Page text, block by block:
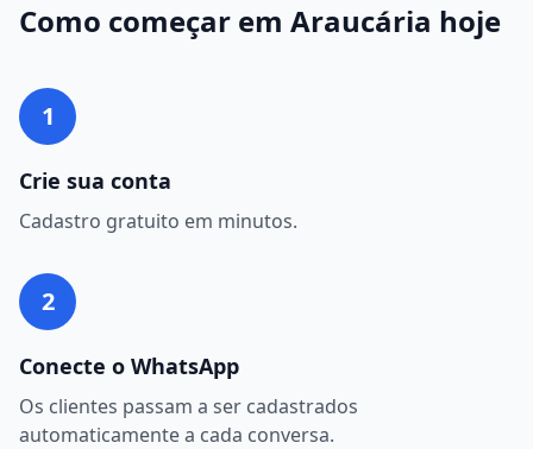
Como começar em Araucária hoje
1
Crie sua conta
Cadastro gratuito em minutos.
2
Conecte o WhatsApp
Os clientes passam a ser cadastrados
automaticamente a cada conversa.